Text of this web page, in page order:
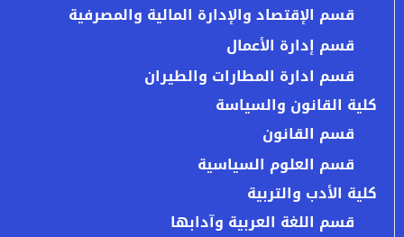
قسم الإقتصاد والإدارة المالية والمصرفية
قسم إدارة الأعمال
قسم ادارة المطارات والطيران
كلية القانون والسياسة
قسم القانون
قسم العلوم السياسية
كلية الأدب والتربية
قسم اللغة العربية وآدابها